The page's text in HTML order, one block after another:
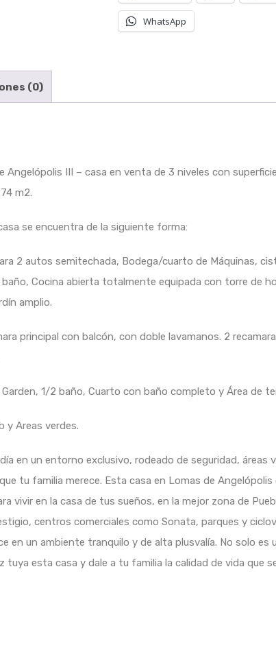
WhatsApp
(0)
Angelópolis III – casa en venta de 3 niveles con
m2.
se encuentra de la siguiente forma:
2 autos semitechada, Bodega/cuarto de Máquinas,
Cocina abierta totalmente equipada con torre de
amplio.
principal con balcón, con doble lavamanos. 2
1/2 baño, Cuarto con baño completo y Área de
y Areas verdes.
en un entorno exclusivo, rodeado de seguridad, áreas
tu familia merece. Esta casa en Lomas de Angelópolis
vivir en la casa de tus sueños, en la mejor zona de
centros comerciales como Sonata, parques y
en un ambiente tranquilo y de alta plusvalía. No solo es
tuya esta casa y dale a tu familia la calidad de vida que